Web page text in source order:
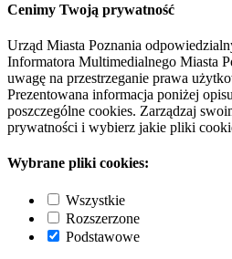
Cenimy Twoją prywatność
Urząd Miasta Poznania
Informatora Multimedialnego Miasta
uwagę na przestrzeganie prawa
Prezentowana informacja poniżej
poszczególne cookies. Zarządzaj
prywatności i wybierz jakie pliki
Wybrane pliki cookies:
Wszystkie
Rozszerzone
Podstawowe